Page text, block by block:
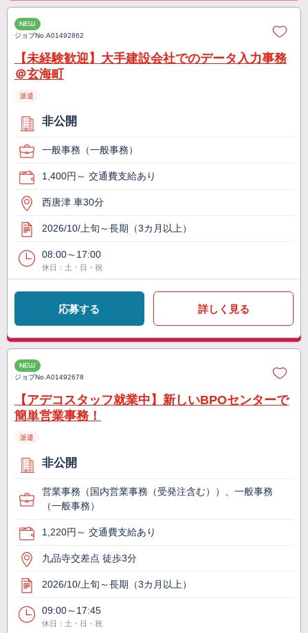
NEW
ジョブNo.A01492862
【未経験歓迎】大手建設会社でのデータ入力事務
＠玄海町
派遣
非公開
一般事務（一般事務）
1,400円～ 交通費支給あり
西唐津 車30分
2026/10/上旬～長期（3カ月以上）
08:00～17:00
休日：土・日・祝
応募する 詳しく見る
NEW
ジョブNo.A01492678
【アデコスタッフ就業中】新しいBPOセンターで
簡単営業事務！
派遣
非公開
営業事務（国内営業事務（受発注含む））、一般事務
（一般事務）
1,220円～ 交通費支給あり
九品寺交差点 徒歩3分
2026/10/上旬～長期（3カ月以上）
09:00～17:45
休日：土・日・祝